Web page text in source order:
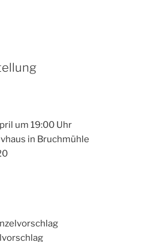
um 19:00 Uhr
in Bruchmühle